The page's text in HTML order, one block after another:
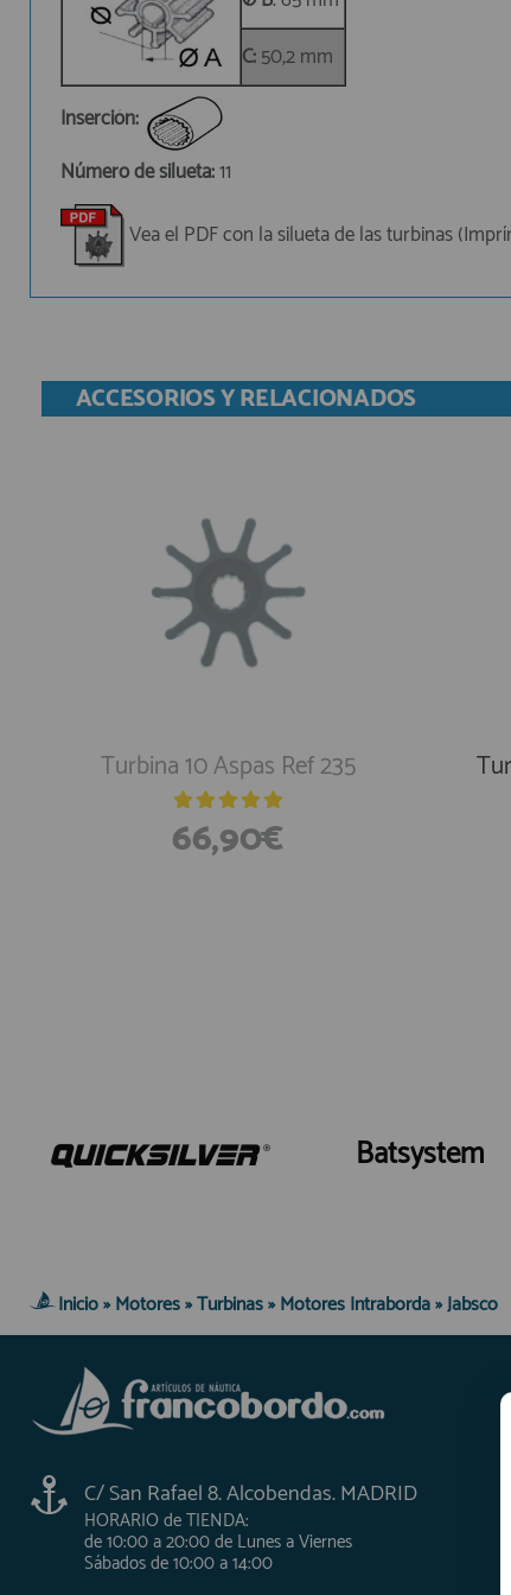
C:50,2 mm
Inserción:
Número de silueta:11
Vea el PDF con la silueta de las turbinas
ACCESORIOS Y RELACIONADOS
Turbina 10 Aspas Ref 235
66,90€
Spain Flag with Crown 45 x
30 cm
Batsystem
Inicio» Motores»Turbinas» Motores Intraborda»Jabsco
C/ San Rafael 8. Alcobendas. MADRID
HORARIO de TIENDA:
de 10:00 a 20:00 de Lunes a Viernes
Sábados de 10:00 a 14:00